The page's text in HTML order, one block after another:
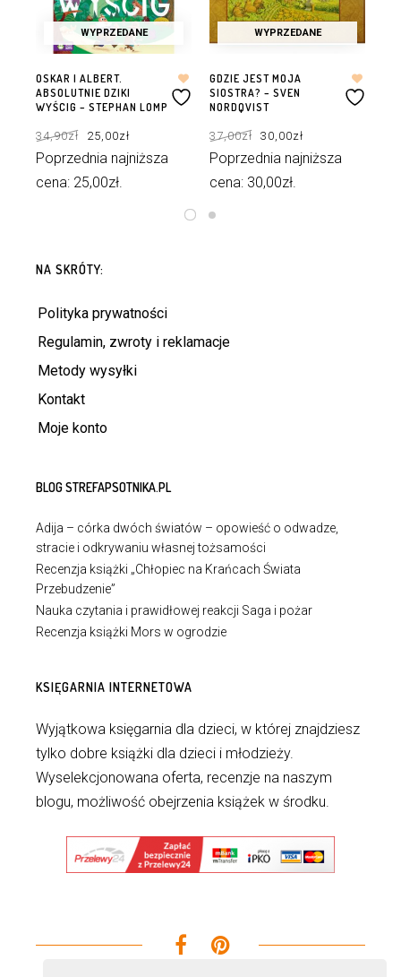
WYPRZEDANE
OSKAR I ALBERT.
ABSOLUTNIE DZIKI
WYŚCIG – STEPHAN LOMP
34,90zł cena
wynosiła:
34,90zł.
25,00złcena
25,00zł.
Poprzednia najniższa
cena: 25,00zł.
WYPRZEDANE
GDZIE JEST MOJA
SIOSTRA? – SVEN
NORDQVIST
37,00zł cena
wynosiła:
37,00zł.
30,00złcena
30,00zł.
Poprzednia najniższa
cena: 30,00zł.
NA SKRÓTY:
Polityka prywatności
Regulamin, zwroty i reklamacje
Metody wysyłki
Kontakt
Moje konto
BLOG STREFAPSOTNIKA.PL
Adija – córka dwóch światów – opowieść o odwadze,
stracie i odkrywaniu własnej tożsamości
Recenzja książki „Chłopiec na Krańcach Świata
Przebudzenie”
Nauka czytania i prawidłowej reakcji Saga i pożar
Recenzja książki Mors w ogrodzie
KSIĘGARNIA INTERNETOWA
Wyjątkowa księgarnia dla dzieci, w której znajdziesz
tylko dobre książki dla dzieci i młodzieży.
Wyselekcjonowana oferta, recenzje na naszym
blogu, możliwość obejrzenia książek w środku.